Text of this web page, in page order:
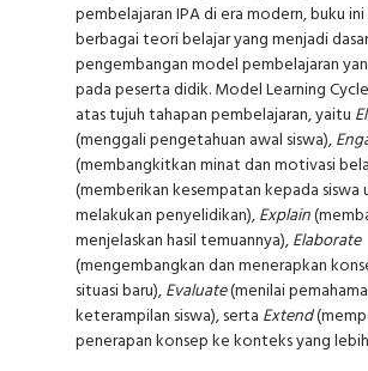
pembelajaran IPA di era modern, buku
berbagai teori belajar yang menjadi dasar
pengembangan model pembelajaran
pada peserta didik. Model Learning
atas tujuh tahapan pembelajaran, yaitu
(menggali pengetahuan awal siswa),
(membangkitkan minat dan motivasi
(memberikan kesempatan kepada siswa
melakukan penyelidikan),Explain
menjelaskan hasil temuannya),Elaborate
(mengembangkan dan menerapkan
situasi baru),Evaluate(menilai
keterampilan siswa), serta Extend
penerapan konsep ke konteks yang